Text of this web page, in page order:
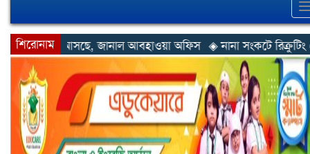
শিরোনাম
আবহাওয়া অফিস ◈ নানা সংকটে রিক্রুটিং এজেন্সি, হুমকির মুখে শ্রম